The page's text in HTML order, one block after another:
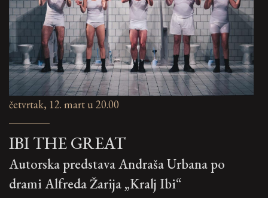
četvrtak, 12. mart u 20.00
IBI THE GREAT
Autorska predstava Andraša Urbana po
drami Alfreda Žarija „Kralj Ibi“